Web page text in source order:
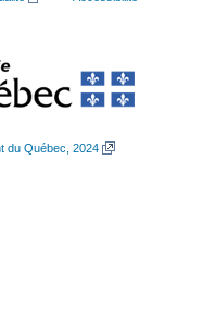
du Québec, 2024